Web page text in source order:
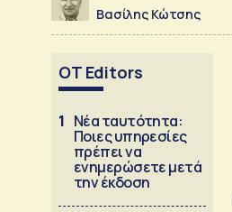
Βασίλης Κώτσης
OT Editors
1 Νέα ταυτότητα:
Ποιες υπηρεσίες
πρέπει να
ενημερώσετε μετά
την έκδοση